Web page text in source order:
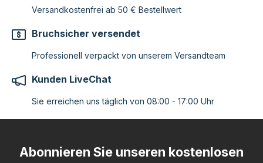
Versandkostenfrei ab 50 € Bestellwert
Bruchsicher versendet
Professionell verpackt von unserem Versandteam
Kunden LiveChat
Sie erreichen uns täglich von 08:00 - 17:00 Uhr
Abonnieren Sie unseren kostenlosen